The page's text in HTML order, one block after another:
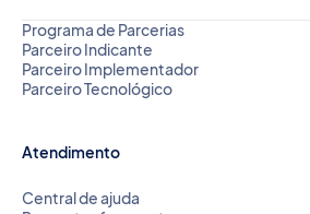
Programa de Parcerias
Parceiro Indicante
Parceiro Implementador
Parceiro Tecnológico
Atendimento
Central de ajuda